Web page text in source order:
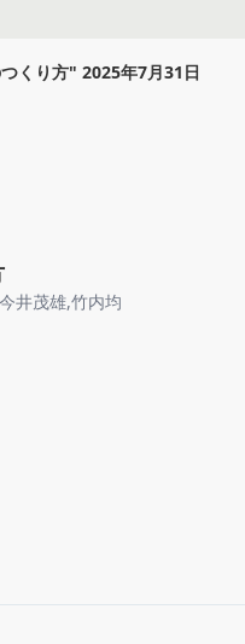
くり方" 2025年7月31日
今井茂雄,竹内均